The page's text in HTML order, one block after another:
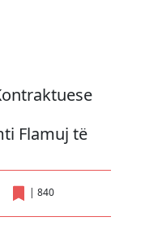
Flamuj të
| 840